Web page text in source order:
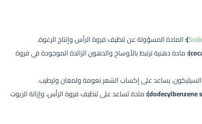
):المادة المسؤولة عن تنظيف فروة الرأس وإنتاج الرغوة.
مادة دهنية ترتبط بالأوساخ والدهون الزائدة الموجودة في فروة
يساعد على إكساب الشعر نعومة ولمعان وترطيب.
مادة تساعد على تنظيف فروة الرأس، وإزالة الزيوت